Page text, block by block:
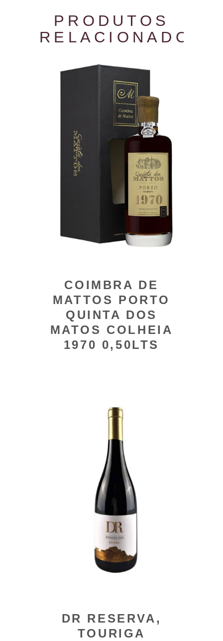
PRODUTOS
RELACIONADOS
COIMBRA DE
MATTOS PORTO
QUINTA DOS
MATOS COLHEIA
1970 0,50LTS
DR RESERVA,
TOURIGA